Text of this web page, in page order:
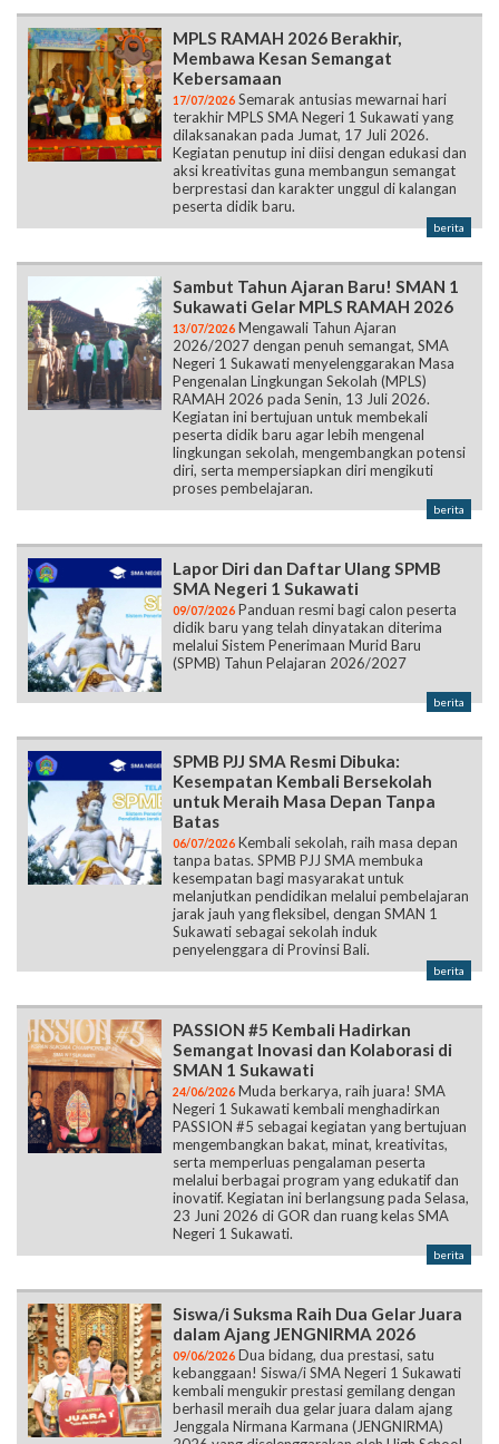
MPLS RAMAH 2026 Berakhir,
Membawa Kesan Semangat
Kebersamaan
17/07/2026 Semarak antusias mewarnai hari
terakhir MPLS SMA Negeri 1 Sukawati yang
dilaksanakan pada Jumat, 17 Juli 2026.
Kegiatan penutup ini diisi dengan edukasi dan
aksi kreativitas guna membangun semangat
berprestasi dan karakter unggul di kalangan
peserta didik baru.
berita
Sambut Tahun Ajaran Baru! SMAN 1
Sukawati Gelar MPLS RAMAH 2026
13/07/2026 Mengawali Tahun Ajaran
2026/2027 dengan penuh semangat, SMA
Negeri 1 Sukawati menyelenggarakan Masa
Pengenalan Lingkungan Sekolah (MPLS)
RAMAH 2026 pada Senin, 13 Juli 2026.
Kegiatan ini bertujuan untuk membekali
peserta didik baru agar lebih mengenal
lingkungan sekolah, mengembangkan potensi
diri, serta mempersiapkan diri mengikuti
proses pembelajaran.
berita
Lapor Diri dan Daftar Ulang SPMB
SMA Negeri 1 Sukawati
09/07/2026 Panduan resmi bagi calon peserta
didik baru yang telah dinyatakan diterima
melalui Sistem Penerimaan Murid Baru
(SPMB) Tahun Pelajaran 2026/2027
berita
SPMB PJJ SMA Resmi Dibuka:
Kesempatan Kembali Bersekolah
untuk Meraih Masa Depan Tanpa
Batas
06/07/2026 Kembali sekolah, raih masa depan
tanpa batas. SPMB PJJ SMA membuka
kesempatan bagi masyarakat untuk
melanjutkan pendidikan melalui pembelajaran
jarak jauh yang fleksibel, dengan SMAN 1
Sukawati sebagai sekolah induk
penyelenggara di Provinsi Bali.
berita
PASSION #5 Kembali Hadirkan
Semangat Inovasi dan Kolaborasi di
SMAN 1 Sukawati
24/06/2026 Muda berkarya, raih juara! SMA
Negeri 1 Sukawati kembali menghadirkan
PASSION #5 sebagai kegiatan yang bertujuan
mengembangkan bakat, minat, kreativitas,
serta memperluas pengalaman peserta
melalui berbagai program yang edukatif dan
inovatif. Kegiatan ini berlangsung pada Selasa,
23 Juni 2026 di GOR dan ruang kelas SMA
Negeri 1 Sukawati.
berita
Siswa/i Suksma Raih Dua Gelar Juara
dalam Ajang JENGNIRMA 2026
09/06/2026 Dua bidang, dua prestasi, satu
kebanggaan! Siswa/i SMA Negeri 1 Sukawati
kembali mengukir prestasi gemilang dengan
berhasil meraih dua gelar juara dalam ajang
Jenggala Nirmana Karmana (JENGNIRMA)